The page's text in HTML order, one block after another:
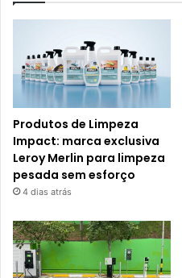
Produtos de Limpeza
Impact: marca exclusiva
Leroy Merlin para limpeza
pesada sem esforço
4 dias atrás